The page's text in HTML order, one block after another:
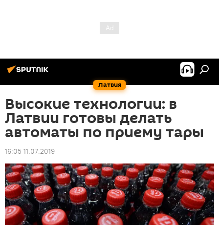
Латвия
Высокие технологии: в
Латвии готовы делать
автоматы по приему тары
16:05 11.07.2019